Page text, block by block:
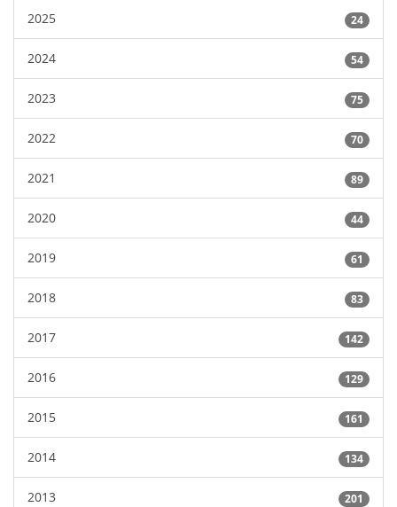
2025 24
2024 54
2023 75
2022 70
2021 89
2020 44
2019 61
2018 83
2017 142
2016 129
2015 161
2014 134
2013 201